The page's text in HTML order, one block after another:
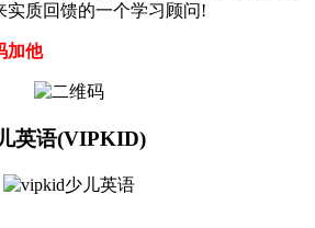
实质回馈的一个学习顾问!
加他
英语(VIPKID)